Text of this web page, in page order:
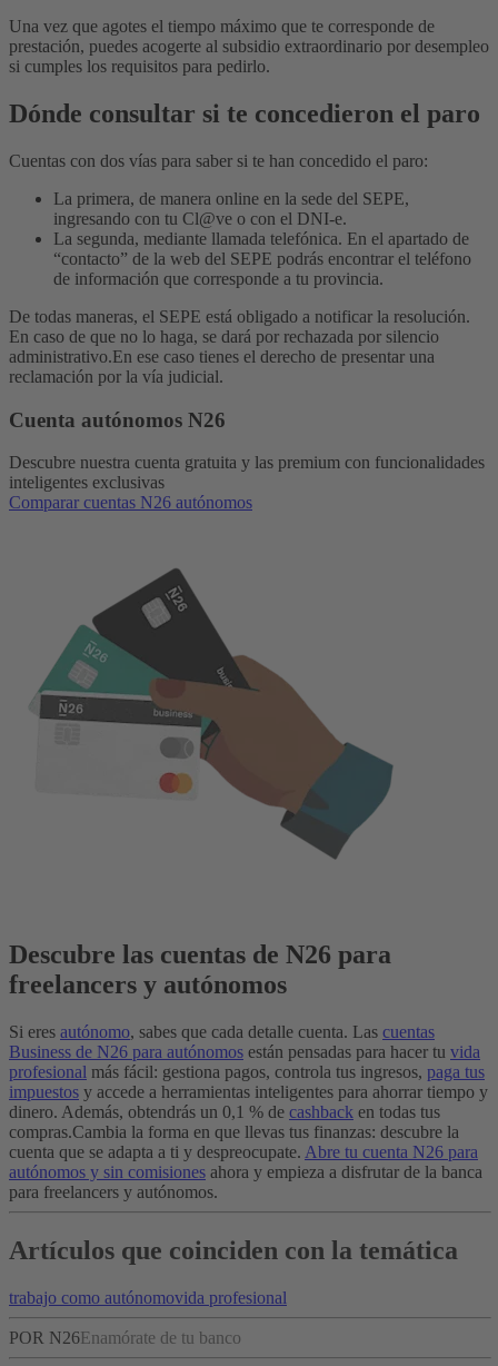
Una vez que agotes el tiempo máximo que te corresponde de
prestación, puedes acogerte al subsidio extraordinario por desempleo
si cumples los requisitos para pedirlo.
Dónde consultar si te concedieron el paro
Cuentas con dos vías para saber si te han concedido el paro:
La primera, de manera online en la sede del SEPE,
ingresando con tu Cl@ve o con el DNI-e.
La segunda, mediante llamada telefónica. En el apartado de
“contacto” de la web del SEPE podrás encontrar el teléfono
de información que corresponde a tu provincia.
De todas maneras, el SEPE está obligado a notificar la resolución.
En caso de que no lo haga, se dará por rechazada por silencio
administrativo.En ese caso tienes el derecho de presentar una
reclamación por la vía judicial.
Cuenta autónomos N26
Descubre nuestra cuenta gratuita y las premium con funcionalidades
inteligentes exclusivas
Comparar cuentas N26 autónomos
Descubre las cuentas de N26 para
freelancers y autónomos
Si eres autónomo, sabes que cada detalle cuenta. Las cuentas
Business de N26 para autónomos están pensadas para hacer tu vida
profesional más fácil: gestiona pagos, controla tus ingresos, paga tus
impuestos y accede a herramientas inteligentes para ahorrar tiempo y
dinero. Además, obtendrás un 0,1 % de cashback en todas tus
compras.Cambia la forma en que llevas tus finanzas: descubre la
cuenta que se adapta a ti y despreocupate. Abre tu cuenta N26 para
autónomos y sin comisiones ahora y empieza a disfrutar de la banca
para freelancers y autónomos.
Artículos que coinciden con la temática
trabajo como autónomovida profesional
POR N26Enamórate de tu banco